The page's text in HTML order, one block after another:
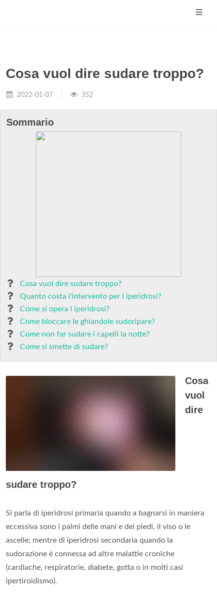
Cosa vuol dire sudare troppo?
2022-01-07 352
Sommario
Cosa vuol dire sudare troppo?
Quanto costa l'intervento per l iperidrosi?
Come si opera l iperidrosi?
Come bloccare le ghiandole sudoripare?
Come non far sudare i capelli la notte?
Come si smette di sudare?
Cosa
vuol
dire
sudare troppo?
Si parla di iperidrosi primaria quando a bagnarsi in maniera
eccessiva sono i palmi delle mani e dei piedi, il viso o le
ascelle; mentre di iperidrosi secondaria quando la
sudorazione è connessa ad altre malattie croniche
(cardiache, respiratorie, diabete, gotta o in molti casi
ipertiroidismo).